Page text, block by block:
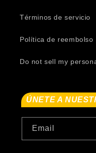
Términos de servicio
Política de reembolso
Do not sell my
ÚNETE A
Email